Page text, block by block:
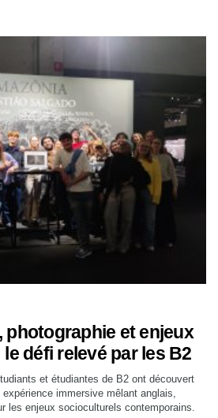
photographie et enjeux
défi relevé par les B2
et étudiantes de B2 ont découvert
immersive mêlant anglais,
les enjeux socioculturels contemporains.